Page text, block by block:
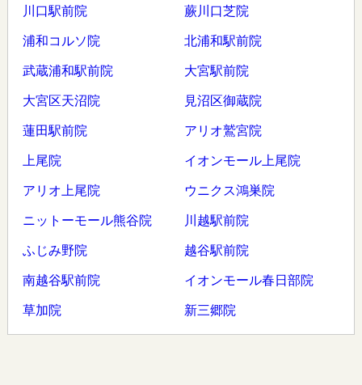
川口駅前院 蕨川口芝院
浦和コルソ院 北浦和駅前院
武蔵浦和駅前院 大宮駅前院
大宮区天沼院 見沼区御蔵院
蓮田駅前院 アリオ鷲宮院
上尾院 イオンモール上尾院
アリオ上尾院 ウニクス鴻巣院
ニットーモール熊谷院 川越駅前院
ふじみ野院 越谷駅前院
南越谷駅前院 イオンモール春日部院
草加院 新三郷院